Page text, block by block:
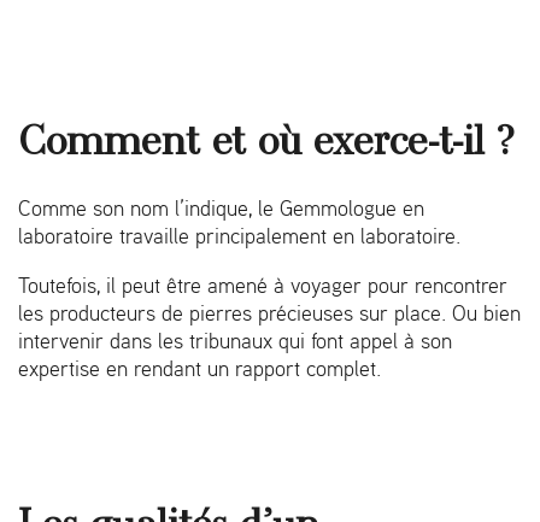
Comment et où exerce-t-il ?
Comme son nom l’indique, le Gemmologue en
laboratoire travaille principalement en laboratoire.
Toutefois, il peut être amené à voyager pour rencontrer
les producteurs de pierres précieuses sur place. Ou bien
intervenir dans les tribunaux qui font appel à son
expertise en rendant un rapport complet.